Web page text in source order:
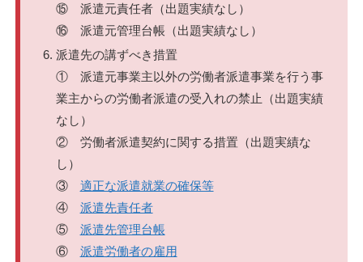
⑮ 派遣元責任者（出題実績なし）
⑯ 派遣元管理台帳（出題実績なし）
派遣先の講ずべき措置
① 派遣元事業主以外の労働者派遣事業を行う事
業主からの労働者派遣の受入れの禁止（出題実績
なし）
② 労働者派遣契約に関する措置（出題実績な
し）
③ 適正な派遣就業の確保等
④ 派遣先責任者
⑤ 派遣先管理台帳
⑥ 派遣労働者の雇用